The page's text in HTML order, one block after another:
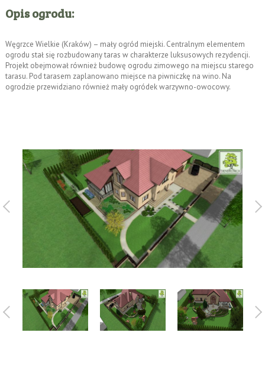
Opis ogrodu:
Węgrzce Wielkie (Kraków) – mały ogród miejski. Centralnym elementem
ogrodu stał się rozbudowany taras w charakterze luksusowych rezydencji.
Projekt obejmował również budowę ogrodu zimowego na miejscu starego
tarasu. Pod tarasem zaplanowano miejsce na piwniczkę na wino. Na
ogrodzie przewidziano również mały ogródek warzywno-owocowy.